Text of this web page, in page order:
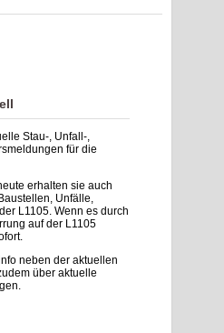
Stau-, Unfall-,
für die
erhalten sie auch
Unfälle,
L1105. Wenn es durch
auf der L1105
neben der aktuellen
über aktuelle